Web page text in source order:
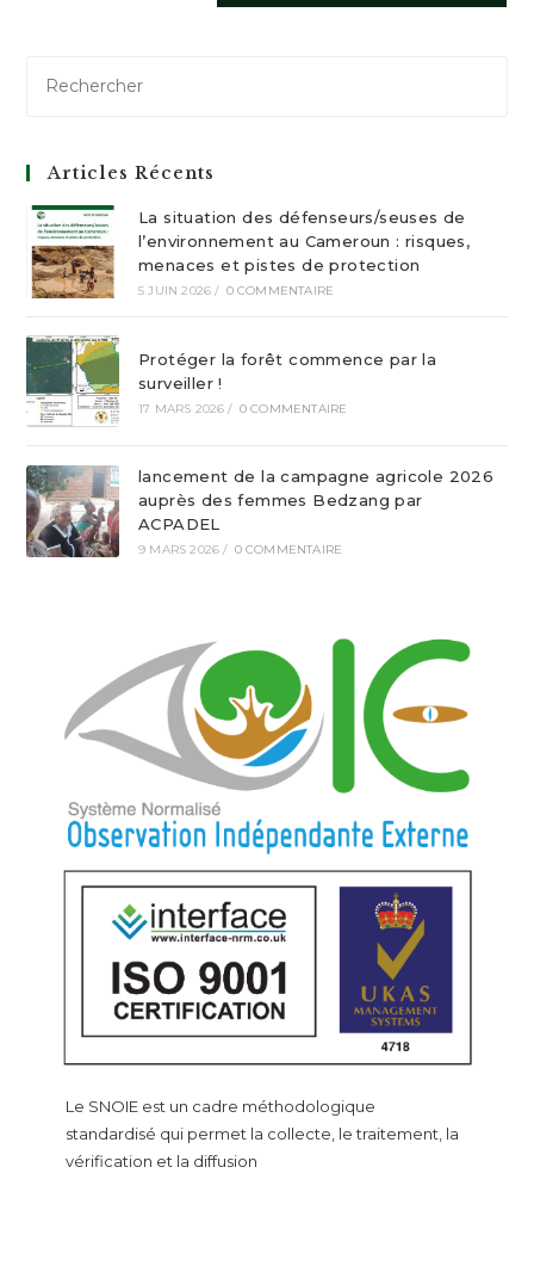
Articles Récents
La situation des défenseurs/seuses de
l’environnement au Cameroun : risques,
menaces et pistes de protection
5 JUIN 2026 / 0 COMMENTAIRE
Protéger la forêt commence par la
surveiller !
17 MARS 2026 / 0 COMMENTAIRE
lancement de la campagne agricole 2026
auprès des femmes Bedzang par
ACPADEL
9 MARS 2026 / 0 COMMENTAIRE
Le SNOIE est un cadre méthodologique
standardisé qui permet la collecte, le traitement, la
vérification et la diffusion